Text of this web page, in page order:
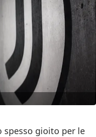
spesso gioito per le